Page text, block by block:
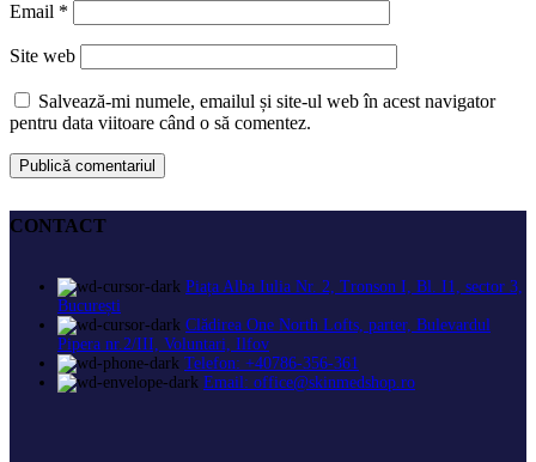
Email *
Site web
Salvează-mi numele, emailul și site-ul web în acest navigator
pentru data viitoare când o să comentez.
CONTACT
Piața Alba Iulia Nr. 2, Tronson I, Bl. I1, sector 3,
București
Clădirea One North Lofts, parter, Bulevardul
Pipera nr.2/III, Voluntari, Ilfov
Telefon: +40786-356-361
Email: office@skinmedshop.ro